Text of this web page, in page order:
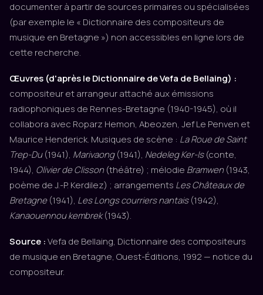
documenter à partir de sources primaires ou spécialisées
(par exemple le « Dictionnaire des compositeurs de
musique en Bretagne ») non accessibles en ligne lors de
cette recherche.
Œuvres (d'après le Dictionnaire de Vefa de Bellaing) :
compositeur et arrangeur attaché aux émissions
radiophoniques de Rennes-Bretagne (1940-1945), où il
collabora avec Roparz Hemon, Abeozen, Jef Le Penven et
Maurice Henderick. Musiques de scène : La Roue de Saint
Trep-Du(1941), Marivaong(1941), Nedeleg Ker-Is(conte,
1944), Olivier de Clisson (théâtre) ; mélodie Bramwen (1943,
poème de J.-P. Kerdilez) ; arrangements Les Châteaux de
Bretagne(1941), Les Longs courriers nantais(1942),
Kanaouennou kembrek(1943).
Source :Vefa de Bellaing, Dictionnaire des compositeurs
de musique en Bretagne, Ouest-Éditions, 1992 — notice du
compositeur.